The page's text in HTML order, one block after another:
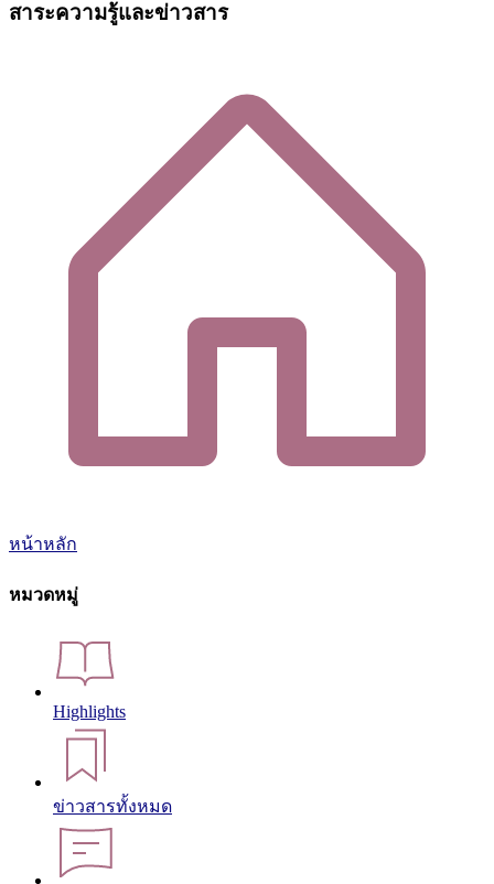
สาระความรู้และข่าวสาร
หน้าหลัก
หมวดหมู่
Highlights
ข่าวสารทั้งหมด